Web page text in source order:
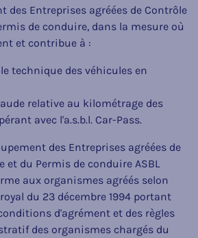
des Entreprises agréées de Contrôle
de conduire, dans la mesure où
et contribue à :
technique des véhicules en
relative au kilométrage des
avec l'a.s.b.l. Car-Pass.
des Entreprises agréées de
et du Permis de conduire ASBL
aux organismes agréés selon
du 23 décembre 1994 portant
d'agrément et des règles
des organismes chargés du